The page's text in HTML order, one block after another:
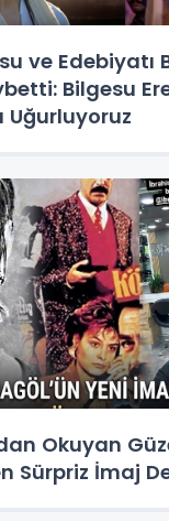
ve Edebiyatı
Bilgesu
Uğurluyoruz
Okuyan
Sürpriz İmaj